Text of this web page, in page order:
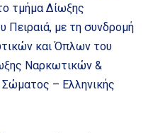
τμήμα Δίωξης
Πειραιά, με τη συνδρομή
και Όπλων του
Ναρκωτικών &
– Ελληνικής